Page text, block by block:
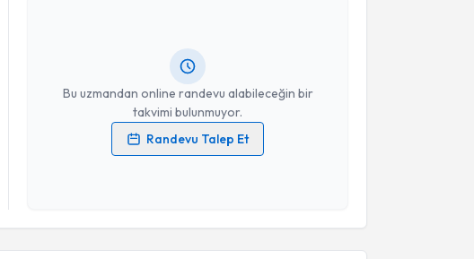
Bu uzmandan online randevu alabileceğin bir
takvimi bulunmuyor.
Randevu Talep Et
Kişisel verilerimin işlenmesine ilişkinAydınlatma Metni
Takvim Talebini Gönder
Randevu Takvimi Talebi